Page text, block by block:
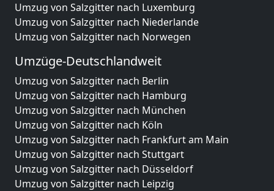
Umzug von Salzgitter nach Luxemburg
Umzug von Salzgitter nach Niederlande
Umzug von Salzgitter nach Norwegen
Umzüge-Deutschlandweit
Umzug von Salzgitter nach Berlin
Umzug von Salzgitter nach Hamburg
Umzug von Salzgitter nach München
Umzug von Salzgitter nach Köln
Umzug von Salzgitter nach Frankfurt am Main
Umzug von Salzgitter nach Stuttgart
Umzug von Salzgitter nach Düsseldorf
Umzug von Salzgitter nach Leipzig